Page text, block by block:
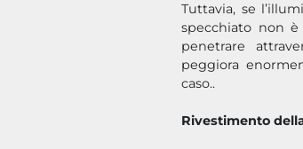
Tuttavia, se
specchiato non
penetrare
peggiora
caso..
Rivestimento